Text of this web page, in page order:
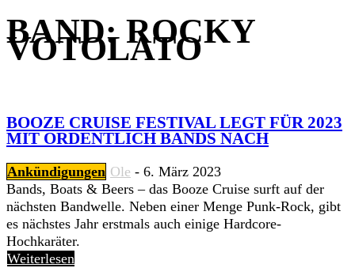
BAND: ROCKY
VOTOLATO
BOOZE CRUISE FESTIVAL LEGT FÜR 2023
MIT ORDENTLICH BANDS NACH
Ankündigungen Ole - 6. März 2023
Bands, Boats & Beers – das Booze Cruise surft auf der
nächsten Bandwelle. Neben einer Menge Punk-Rock, gibt
es nächstes Jahr erstmals auch einige Hardcore-
Hochkaräter.
Weiterlesen